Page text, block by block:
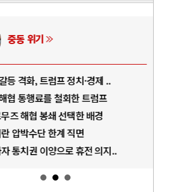
AI와 인간
중국 AI, 저가 공세로 글로벌 토큰 시..
AI 국부펀드 구상 놓고 미국 진보진영 ..
AI 데이터센터 반대 투쟁은 새로운 글로..
AI의 숨은 환경 비용: 데이터센터 확산..
AI는 어떻게 미국 민주주의를 잠식하고 ..